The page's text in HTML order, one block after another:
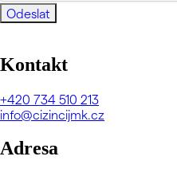
Odeslat
Kontakt
+420 734 510 213
info@cizincijmk.cz
Adresa